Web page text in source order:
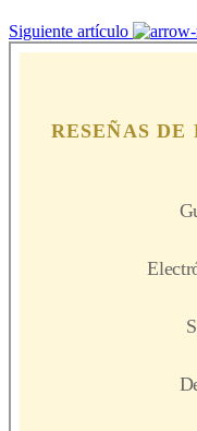
Siguiente artículo